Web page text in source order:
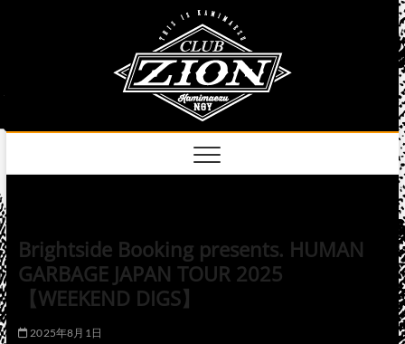
Brightside Booking presents. HUMAN
GARBAGE JAPAN TOUR 2025
【WEEKEND DIGS】
2025年8月1日